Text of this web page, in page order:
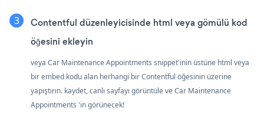
Contentful düzenleyicisinde html veya gömülü kod
öğesini ekleyin
veya Car Maintenance Appointments snippet'inin üstüne html veya
bir embed kodu alan herhangi bir Contentful öğesinin üzerine
yapıştırın. kaydet, canlı sayfayı görüntüle ve Car Maintenance
Appointments 'in görünecek!